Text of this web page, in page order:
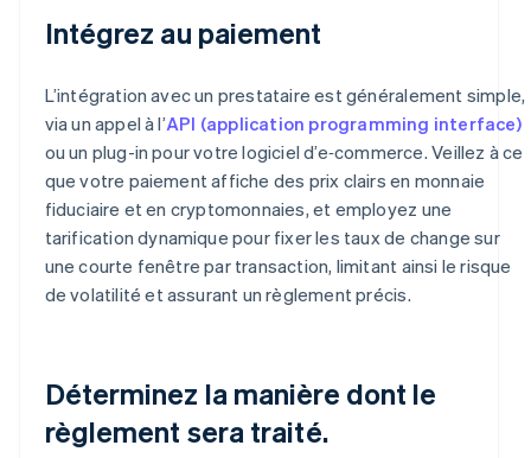
Intégrez au paiement
L’intégration avec un prestataire est généralement simple,
via un appel à l’API (application programming interface)
ou un plug-in pour votre logiciel d’e‑commerce. Veillez à ce
que votre paiement affiche des prix clairs en monnaie
fiduciaire et en cryptomonnaies, et employez une
tarification dynamique pour fixer les taux de change sur
une courte fenêtre par transaction, limitant ainsi le risque
de volatilité et assurant un règlement précis.
Déterminez la manière dont le
règlement sera traité.